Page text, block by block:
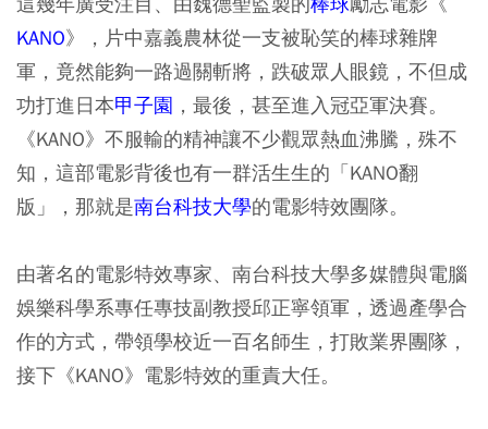
KANO》，片中嘉義農林從一支被恥笑的棒球雜牌
軍，竟然能夠一路過關斬將，跌破眾人眼鏡，不但成
功打進日本甲子園 ，最後，甚至進入冠亞軍決賽。
《KANO》不服輸的精神讓不少觀眾熱血沸騰，殊不
知，這部電影背後也有一群活生生的「KANO翻
版」，那就是南台科技大學的電影特效團隊。
由著名的電影特效專家、南台科技大學多媒體與電腦
娛樂科學系專任專技副教授邱正寧領軍，透過產學合
作的方式，帶領學校近一百名師生，打敗業界團隊，
接下《KANO》電影特效的重責大任。